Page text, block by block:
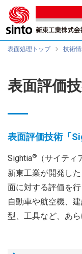
表面処理トップ 技術
表面評価
表面評価技術「
Sightia®
（サイテ
新東工業が開発し
面に対する評価を行
自動車や航空機、
型、工具など、あ